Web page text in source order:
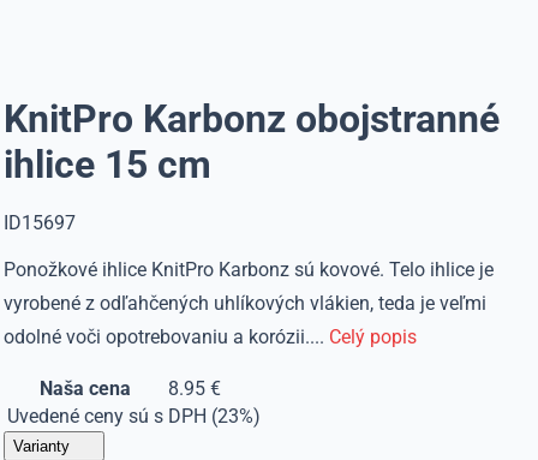
KnitPro Karbonz obojstranné
ihlice 15 cm
ID15697
Ponožkové ihlice KnitPro Karbonz sú kovové. Telo ihlice je
vyrobené z odľahčených uhlíkových vlákien, teda je veľmi
odolné voči opotrebovaniu a korózii.... Celý popis
Naša cena
8.95 €
Uvedené ceny sú s DPH (23%)
Varianty